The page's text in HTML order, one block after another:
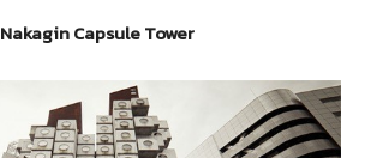
Nakagin Capsule Tower